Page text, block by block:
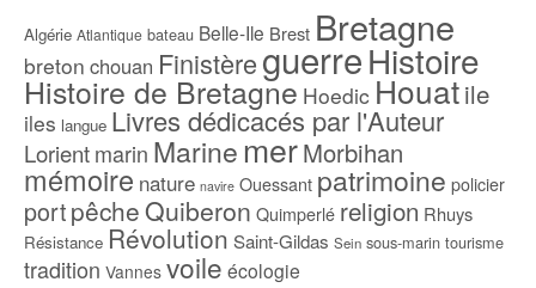
Algérie Atlantique bateau Belle-Ile Brest Bretagne
breton chouan FinistèreguerreHistoire
Histoire de Bretagne Hoedic Houatile
iles langue Livres dédicacés par l'Auteur
Lorientmarin Marine merMorbihan
mémoire nature navire Ouessant patrimoine policier
portpêcheQuiberon Quimperlé religion Rhuys
Résistance Révolution Saint-Gildas Sein sous-marin tourisme
tradition Vannes voile écologie